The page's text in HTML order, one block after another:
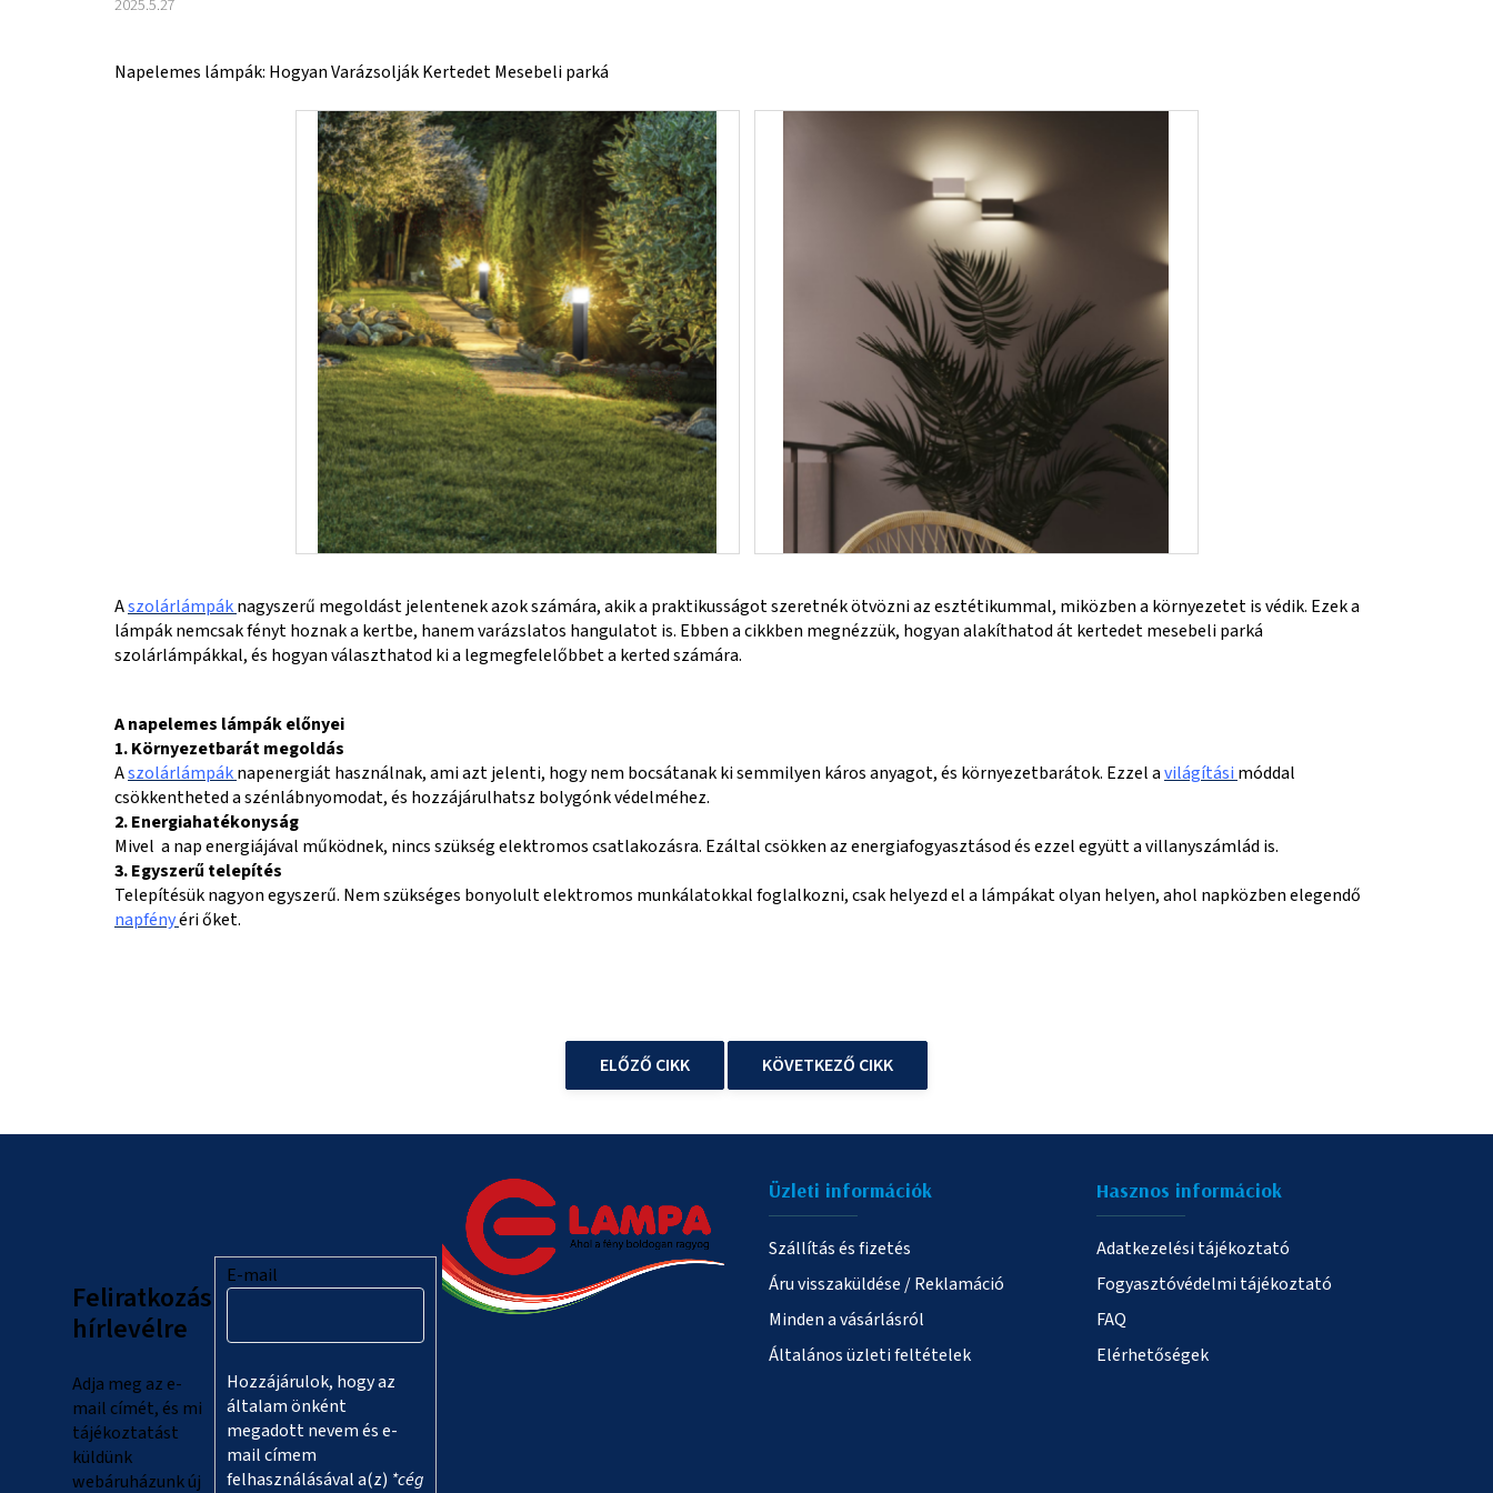
2025.5.27
Napelemes lámpák: Hogyan Varázsolják Kertedet Mesebeli parká
Aszolárlámpáknagyszerű megoldást jelentenek azok számára, akik a praktikusságot szeretnék ötvözni az esztétikummal, miközben a környezetet is védik. Ezek a
lámpák nemcsak fényt hoznak a kertbe, hanem varázslatos hangulatot is. Ebben a cikkben megnézzük, hogyan alakíthatod át kertedet mesebeli parká
szolárlámpákkal, és hogyan választhatod ki a legmegfelelőbbet a kerted számára.
A napelemes lámpák előnyei
1. Környezetbarát megoldás
Aszolárlámpáknapenergiát használnak, ami azt jelenti, hogy nem bocsátanak ki semmilyen káros anyagot, és környezetbarátok. Ezzel avilágítási móddal
csökkentheted a szénlábnyomodat, és hozzájárulhatsz bolygónk védelméhez.
2. Energiahatékonyság
Mivel a nap energiájával működnek, nincs szükség elektromos csatlakozásra. Ezáltal csökken az energiafogyasztásod és ezzel együtt a villanyszámlád is.
3. Egyszerű telepítés
Telepítésük nagyon egyszerű. Nem szükséges bonyolult elektromos munkálatokkal foglalkozni, csak helyezd el a lámpákat olyan helyen, ahol napközben elegendő
napfényéri őket.
ELŐZŐ CIKK KÖVETKEZŐ CIKK
Feliratkozás
hírlevélre
Adja meg az e-
mail címét, és mi
tájékoztatást
küldünk
webáruházunk új
E-mail
Hozzájárulok, hogy az
általam önként
megadott nevem és e-
mail címem
felhasználásával a(z) *cég
Üzleti információk
Szállítás és fizetés
Áru visszaküldése / Reklamáció
Minden a vásárlásról
Általános üzleti feltételek
Hasznos informáciok
Adatkezelési tájékoztató
Fogyasztóvédelmi tájékoztató
FAQ
Elérhetőségek